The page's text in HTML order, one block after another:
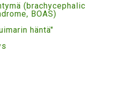
(brachycephalic
BOAS)
häntä"